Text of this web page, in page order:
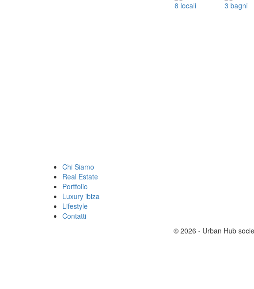
8 locali 3 bagni
Chi Siamo
Real Estate
Portfolio
Luxury ibiza
Lifestyle
Contatti
© 2026 - Urban Hub